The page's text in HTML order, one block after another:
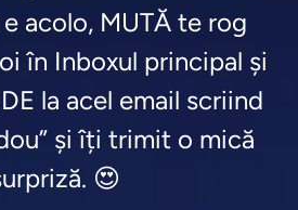
acolo, MUTĂ te rog
în Inboxul principal și
la acel email scriind
și îți trimit o mică
😍